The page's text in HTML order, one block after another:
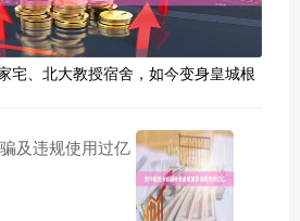
宅、北大教授宿舍，如今变身皇城根
及违规使用过亿